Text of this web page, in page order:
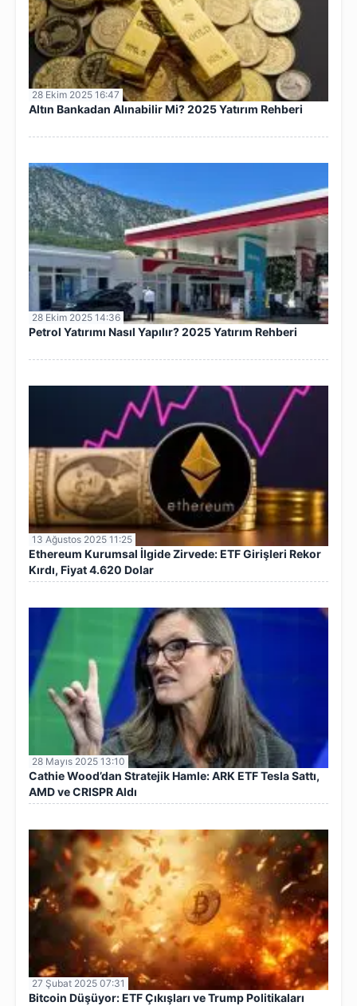
28 Ekim 2025 16:47
Altın Bankadan Alınabilir Mi? 2025 Yatırım Rehberi
28 Ekim 2025 14:36
Petrol Yatırımı Nasıl Yapılır? 2025 Yatırım Rehberi
13 Ağustos 2025 11:25
Ethereum Kurumsal İlgide Zirvede: ETF Girişleri Rekor
Kırdı, Fiyat 4.620 Dolar
28 Mayıs 2025 13:10
Cathie Wood’dan Stratejik Hamle: ARK ETF Tesla Sattı,
AMD ve CRISPR Aldı
27 Şubat 2025 07:31
Bitcoin Düşüyor: ETF Çıkışları ve Trump Politikaları